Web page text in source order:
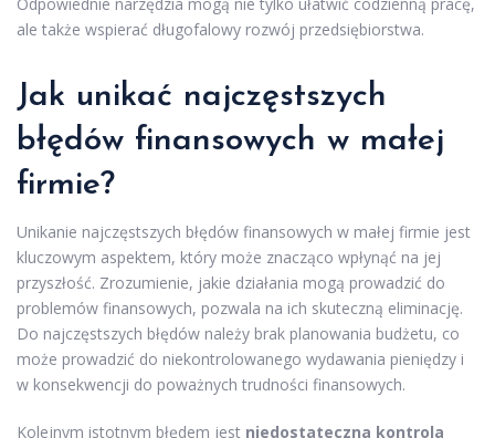
ale także wspierać długofalowy rozwój przedsiębiorstwa.
Jak unikać najczęstszych
błędów finansowych w małej
firmie?
Unikanie najczęstszych błędów finansowych w małej firmie jest
kluczowym aspektem, który może znacząco wpłynąć na jej
przyszłość. Zrozumienie, jakie działania mogą prowadzić do
problemów finansowych, pozwala na ich skuteczną eliminację.
Do najczęstszych błędów należy brak planowania budżetu, co
może prowadzić do niekontrolowanego wydawania pieniędzy i
w konsekwencji do poważnych trudności finansowych.
Kolejnym istotnym błędem jest niedostateczna kontrola